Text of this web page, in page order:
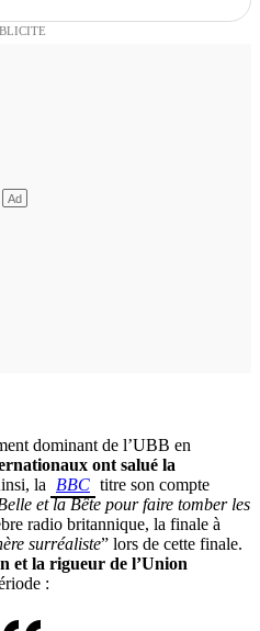
dominant de l’UBB en
ont salué la
la BBC titre son compte
et la Bête pour faire tomber les
radio britannique, la finale à
surréaliste” lors de cette finale.
et la rigueur de l’Union
: